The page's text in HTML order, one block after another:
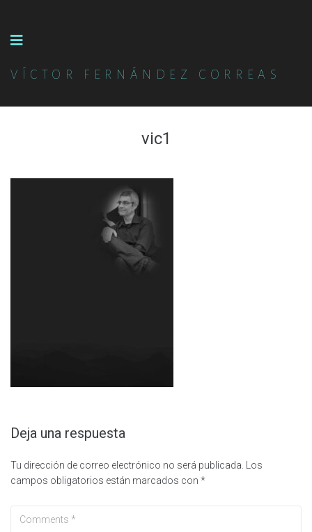
VÍCTOR FERNÁNDEZ CORREAS
vic1
Deja una respuesta
Tu dirección de correo electrónico no será publicada.
Los
campos obligatorios están marcados con *